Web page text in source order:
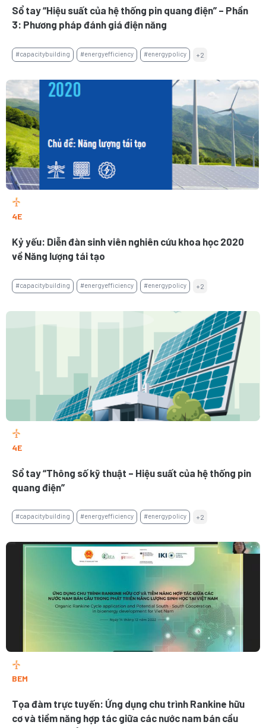
Sổ tay “Hiệu suất của hệ thống pin quang điện” – Phần
3: Phương pháp đánh giá điện năng
#capacitybuilding #energyefficiency #energypolicy +2
4E
Kỷ yếu: Diễn đàn sinh viên nghiên cứu khoa học 2020
về Năng lượng tái tạo
#capacitybuilding #energyefficiency #energypolicy +2
4E
Sổ tay “Thông số kỹ thuật – Hiệu suất của hệ thống pin
quang điện”
#capacitybuilding #energyefficiency #energypolicy +2
BEM
Tọa đàm trực tuyến: Ứng dụng chu trình Rankine hữu
cơ và tiềm năng hợp tác giữa các nước nam bán cầu